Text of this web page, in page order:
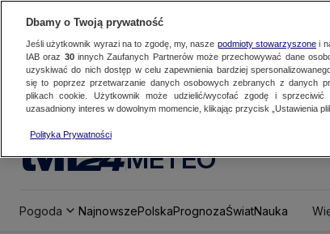
METEO
Pogoda NajnowszePolskaPrognozaŚwiatNauka
Dbamy o Twoją prywatność
Jeśli użytkownik wyrazi na to zgodę, my, nasze podmioty stowarzyszonei
IAB oraz 30innych Zaufanych Partnerów może przechowywać dane
uzyskiwać do nich dostęp w celu zapewnienia bardziej
się to poprzez przetwarzanie danych osobowych zebranych z danych
plikach cookie. Użytkownik może udzielić/wycofać zgodę i
uzasadniony interes w dowolnym momencie, klikając przycisk „Ustawienia
Polityka Prywatności